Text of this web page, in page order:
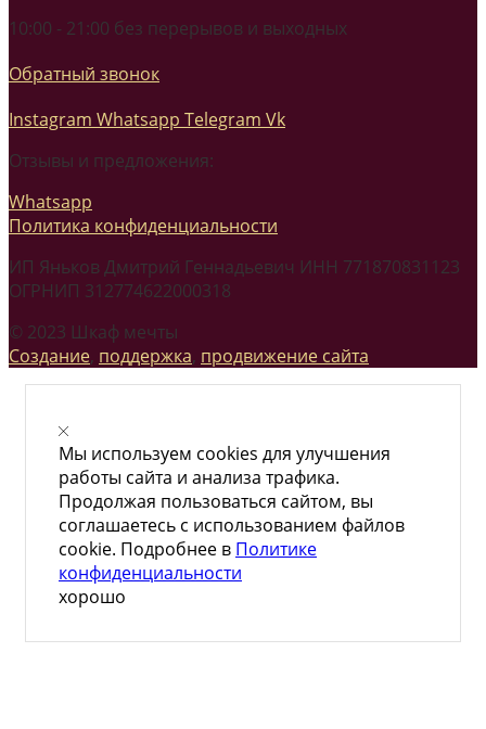
10:00 - 21:00 без перерывов и выходных
Обратный звонок
Instagram Whatsapp Telegram Vk
Отзывы и предложения:
Whatsapp
Политика конфиденциальности
ИП Яньков Дмитрий Геннадьевич ИНН 771870831123
ОГРНИП 312774622000318
© 2023 Шкаф мечты
Создание, поддержка, продвижение сайта
Мы используем cookies для улучшения
работы сайта и анализа трафика.
Продолжая пользоваться сайтом, вы
соглашаетесь с использованием файлов
cookie. Подробнее в Политике
конфиденциальности
хорошо